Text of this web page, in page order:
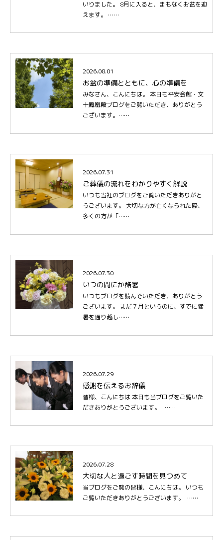
いりました。 8月に入ると、まもなくお盆を迎
えます。 ……
2026.08.01
お盆の準備とともに、心の準備を
みなさん、こんにちは。 本日も平安会館・文
十鳳凰殿ブログをご覧いただき、ありがとう
ございます。……
2026.07.31
ご葬儀の流れをわかりやすく解説
いつも当社のブログをご覧いただきありがと
うございます。 大切な方が亡くなられた際、
多くの方が「……
2026.07.30
いつの間にか酷暑
いつもブログを読んでいただき、ありがとう
ございます。 まだ７月というのに、すでに猛
暑を通り越し……
2026.07.29
感謝を伝えるお辞儀
皆様、こんにちは 本日も当ブログをご覧いた
だきありがとうございます。 ……
2026.07.28
大切な人と過ごす時間を見つめて
当ブログをご覧の皆様、こんにちは。 いつも
ご覧いただきありがとうございます。 ……